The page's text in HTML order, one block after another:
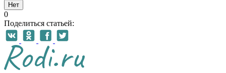
Нет
0
Поделиться статьей: